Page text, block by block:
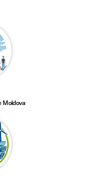
Moldova